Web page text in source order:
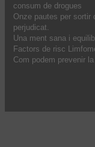
consum de drogues
Onze pautes per sortir
perjudicat.
Una ment sana i
Factors de risc
Com podem prevenir